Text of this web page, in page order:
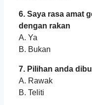
6. Saya rasa amat
dengan rakan
A. Ya
B. Bukan
7. Pilihan anda
A. Rawak
B. Teliti